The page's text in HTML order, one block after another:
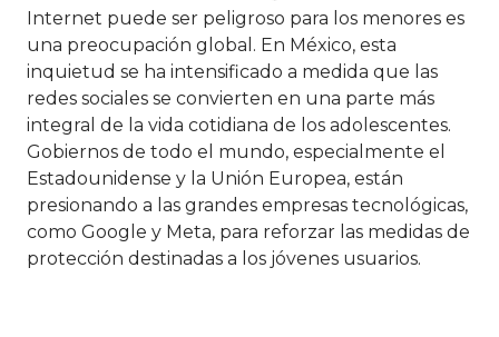
Internet puede ser peligroso para los menores es
una preocupación global. En México, esta
inquietud se ha intensificado a medida que las
redes sociales se convierten en una parte más
integral de la vida cotidiana de los adolescentes.
Gobiernos de todo el mundo, especialmente el
Estadounidense y la Unión Europea, están
presionando a las grandes empresas tecnológicas,
como Google y Meta, para reforzar las medidas de
protección destinadas a los jóvenes usuarios.